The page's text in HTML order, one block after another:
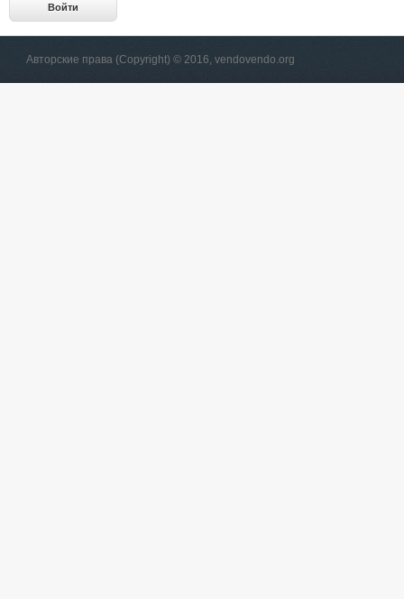
Авторские права (Copyright) © 2016, vendovendo.org